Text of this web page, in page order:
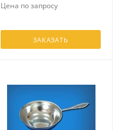
Цена по запросу
ЗАКАЗАТЬ